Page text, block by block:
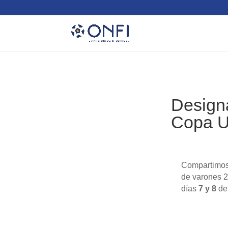
Copa
de varones
días 7 y 8